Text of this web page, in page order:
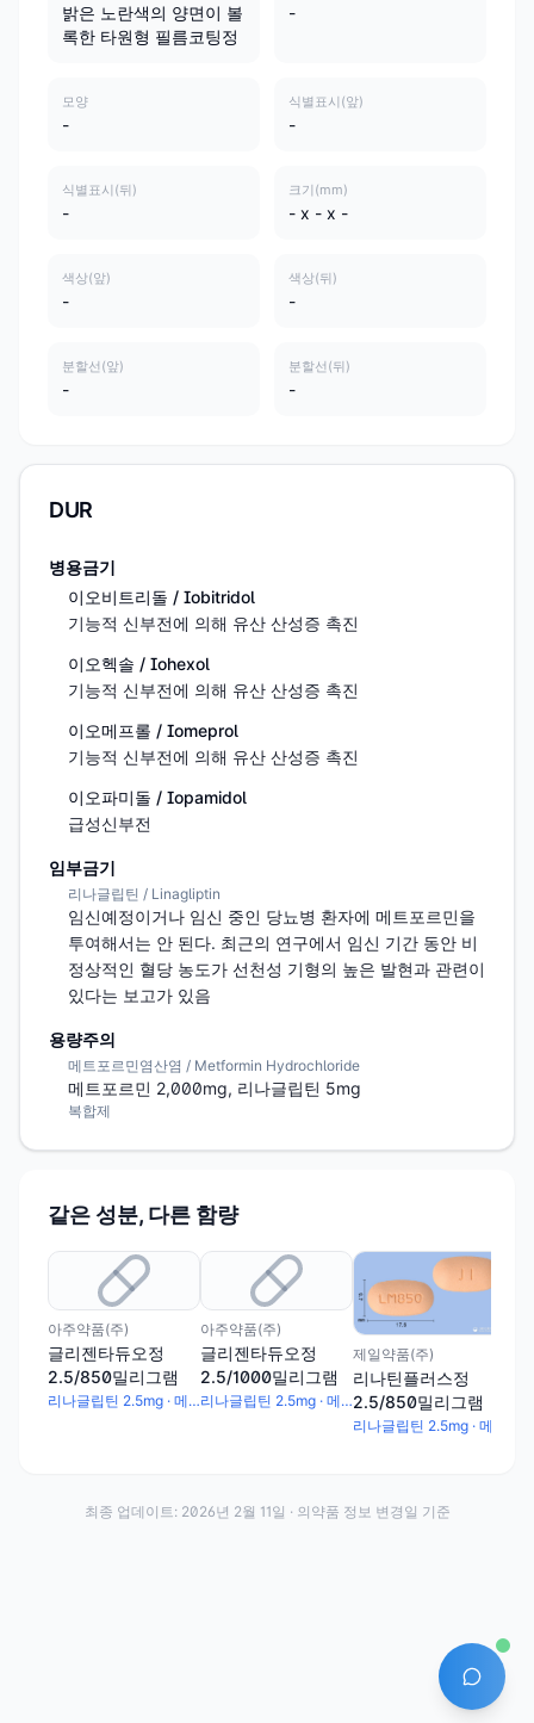
밝은 노란색의 양면이 볼
록한 타원형 필름코팅정
-
모양
-
식별표시(앞)
-
식별표시(뒤)
-
크기(mm)
- x - x -
색상(앞)
-
색상(뒤)
-
분할선(앞)
-
분할선(뒤)
-
DUR
병용금기
이오비트리돌 / Iobitridol
기능적 신부전에 의해 유산 산성증 촉진
이오헥솔 / Iohexol
기능적 신부전에 의해 유산 산성증 촉진
이오메프롤 / Iomeprol
기능적 신부전에 의해 유산 산성증 촉진
이오파미돌 / Iopamidol
급성신부전
임부금기
리나글립틴 / Linagliptin
임신예정이거나 임신 중인 당뇨병 환자에 메트포르민을
투여해서는 안 된다. 최근의 연구에서 임신 기간 동안 비
정상적인 혈당 농도가 선천성 기형의 높은 발현과 관련이
있다는 보고가 있음
용량주의
메트포르민염산염 / Metformin Hydrochloride
메트포르민 2,000mg, 리나글립틴 5mg
복합제
같은 성분, 다른 함량
아주약품(주)
글리젠타듀오정
2.5/850밀리그램
리나글립틴 2.5mg · 메트포르민염산염 850mg
아주약품(주)
글리젠타듀오정
2.5/1000밀리그램
리나글립틴 2.5mg · 메트포르민염산염 1000mg
제일약품(주)
리나틴플러스정
2.5/850밀리그램
AI 에이
최종 업데이트: 2026년 2월 11일 · 의약품 정보 변경일 기준